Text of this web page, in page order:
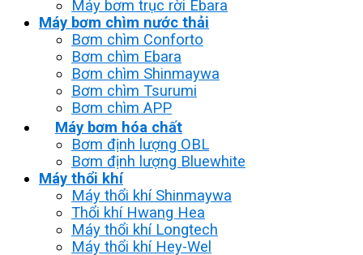
Máy bơm trục rời Ebara
Máy bơm chìm nước thải
Bơm chìm Conforto
Bơm chìm Ebara
Bơm chìm Shinmaywa
Bơm chìm Tsurumi
Bơm chìm APP
Máy bơm hóa chất
Bơm định lượng OBL
Bơm định lượng Bluewhite
Máy thổi khí
Máy thổi khí Shinmaywa
Thổi khí Hwang Hea
Máy thổi khí Longtech
Máy thổi khí Hey-Wel